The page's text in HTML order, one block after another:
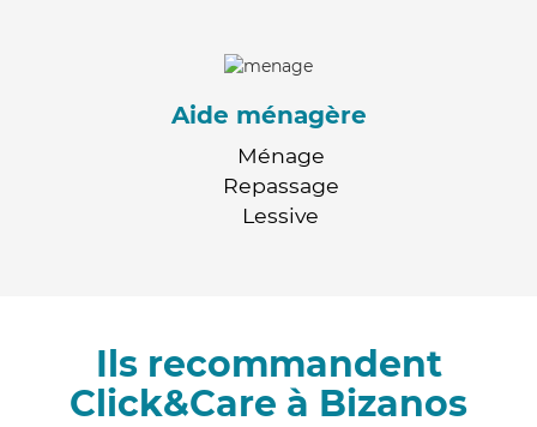
Aide ménagère
Ménage
Repassage
Lessive
Ils recommandent
Click&Care à Bizanos